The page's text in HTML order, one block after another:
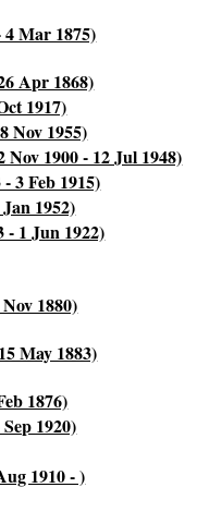
4 Mar 1875)
Apr 1868)
1917)
Nov 1955)
1900 - 12 Jul 1948)
3 Feb 1915)
1952)
- 1 Jun 1922)
1880)
May 1883)
1876)
1920)
1910 - )